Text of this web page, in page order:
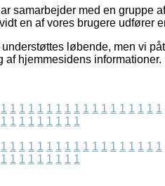
samarbejder med en gruppe
en af vores brugere udfører
løbende, men vi
af hjemmesidens informationer.
1 1 1 1 1 1 1 1 1 1 1 1 1 1 1 1 1 1
1 1 1 1 1 1 1 1 1
1 1 1 1 1 1 1 1 1 1 1 1 1 1 1 1 1 1
1 1 1 1 1 1 1 1 1